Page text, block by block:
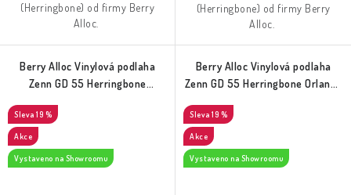
(Herringbone) od firmy Berry
Alloc.
(Herringbone) od firmy Berry
Alloc.
Berry Alloc Vinylová podlaha
Zenn GD 55 Herringbone
19 %
Akce
Vystaveno na Showroomu
Berry Alloc Vinylová podlaha
Zenn GD 55 Herringbone Orlando
19 %
Akce
Vystaveno na Showroomu